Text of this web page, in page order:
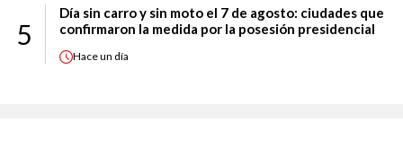
5
Día sin carro y sin moto el 7 de agosto: ciudades que
confirmaron la medida por la posesión presidencial
Haceun día